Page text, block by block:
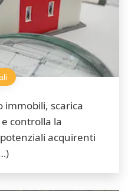
immobili, scarica
controlla la
acquirenti